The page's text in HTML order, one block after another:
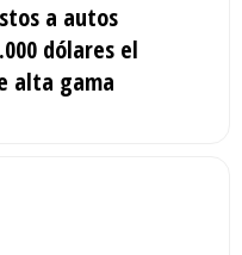
a autos
dólares el
alta gama